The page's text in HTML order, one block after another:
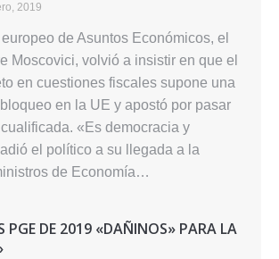
2019
de Asuntos Económicos, el
Moscovici, volvió a insistir en que el
en cuestiones fiscales supone una
en la UE y apostó por pasar
«Es democracia y
el político a su llegada a la
de Economía…
PGE DE 2019 «DAÑINOS» PARA LA